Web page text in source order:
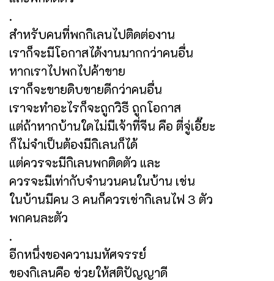
.
สำหรับคนที่พกกิเลนไปติดต่องาน
เราก็จะมีโอกาสได้งานมากกว่าคนอื่น
หากเราไปพกไปค้าขาย
เราก็จะขายดิบขายดีกว่าคนอื่น
เราจะทำอะไรก็จะถูกวิธี ถูกโอกาส
แต่ถ้าหากบ้านใดไม่มีเจ้าที่จีน คือ ตี่จู่เอี๊ยะ
ก็ไม่จำเป็นต้องมีกิเลนก็ได้
แต่ควรจะมีกิเลนพกติดตัว และ
ควรจะมีเท่ากับจำนวนคนในบ้าน เช่น
ในบ้านมีคน 3 คนก็ควรเช่ากิเลนไฟ 3 ตัว
พกคนละตัว
.
อีกหนึ่งของความมหัศจรรย์
ของกิเลนคือ ช่วยให้สติปัญญาดี